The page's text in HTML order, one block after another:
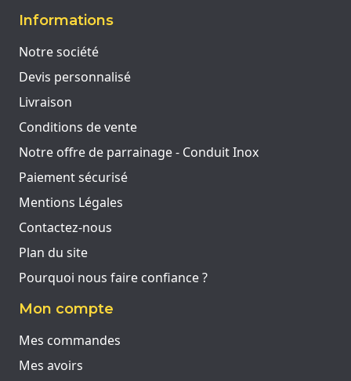
Informations
Notre société
Devis personnalisé
Livraison
Conditions de vente
Notre offre de parrainage - Conduit Inox
Paiement sécurisé
Mentions Légales
Contactez-nous
Plan du site
Pourquoi nous faire confiance ?
Mon compte
Mes commandes
Mes avoirs